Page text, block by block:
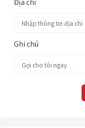
Địa chỉ
Ghi chú